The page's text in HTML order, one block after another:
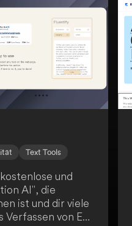
um deine
zu verbessern.
Job-Suche und
Traumjob!
Text Tools
und
AI", die
ist und dir viele
Verfassen von E-